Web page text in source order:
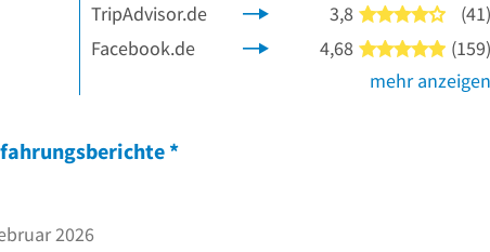
TripAdvisor.de
3,8 4 von
(41)
Facebook.de
4,68 5 von
(159)
mehr anzeigen
*
2026